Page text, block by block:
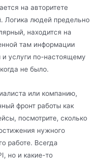
на авторитете
Логика людей предельно
находится на
там информации
услуги по-настоящему
не было.
или компанию,
фронт работы как
посмотрите, сколько
нужного
работе. Всегда
но и какие-то